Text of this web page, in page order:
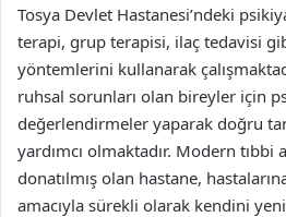
Tosya Devlet Hastanesi’ndeki
terapi, grup terapisi, ilaç tedavisi
yöntemlerini kullanarak
ruhsal sorunları olan bireyler için
değerlendirmeler yaparak doğru
yardımcı olmaktadır. Modern
donatılmış olan hastane,
amacıyla sürekli olarak kendini